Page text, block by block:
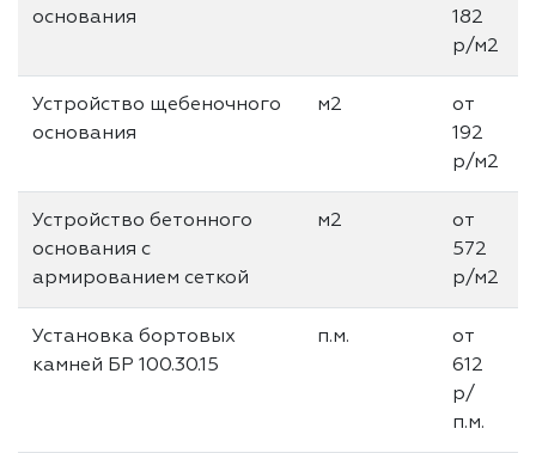
основания
182
р/м2
Устройство щебеночного
основания
м2
от
192
р/м2
Устройство бетонного
основания с
армированием сеткой
м2
от
572
р/м2
Установка бортовых
камней БР 100.30.15
п.м.
от
612
р/
п.м.